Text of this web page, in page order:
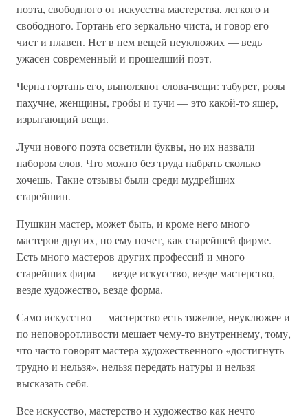
поэта, свободного от искусства мастерства, легкого и
свободного. Гортань его зеркально чиста, и говор его
чист и плавен. Нет в нем вещей неуклюжих — ведь
ужасен современный и прошедший поэт.
Черна гортань его, выползают слова-вещи: табурет, розы
пахучие, женщины, гробы и тучи — это какой-то ящер,
изрыгающий вещи.
Лучи нового поэта осветили буквы, но их назвали
набором слов. Что можно без труда набрать сколько
хочешь. Такие отзывы были среди мудрейших
старейшин.
Пушкин мастер, может быть, и кроме него много
мастеров других, но ему почет, как старейшей фирме.
Есть много мастеров других профессий и много
старейших фирм — везде искусство, везде мастерство,
везде художество, везде форма.
Само искусство — мастерство есть тяжелое, неуклюжее и
по неповоротливости мешает чему-то внутреннему, тому,
что часто говорят мастера художественного «достигнуть
трудно и нельзя», нельзя передать натуры и нельзя
высказать себя.
Все искусство, мастерство и художество как нечто